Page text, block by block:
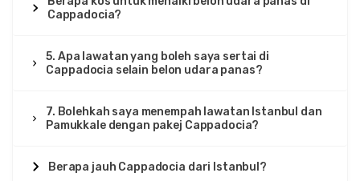
Cappadocia?
5. Apa lawatan yang boleh saya sertai di
Cappadocia selain belon udara panas?
7. Bolehkah saya menempah lawatan Istanbul dan
Pamukkale dengan pakej Cappadocia?
Berapa jauh Cappadocia dari Istanbul?